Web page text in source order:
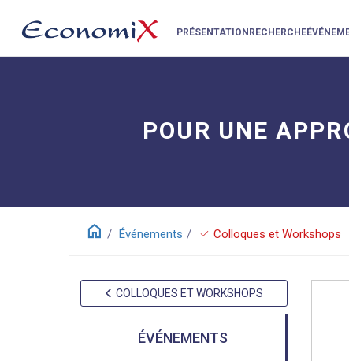
PRÉSENTATIONRECHERCHE
POUR UNE
home Événements check Colloques et Workshops
COLLOQUES ET WORKSHOPS
ÉVÉNEMENTS